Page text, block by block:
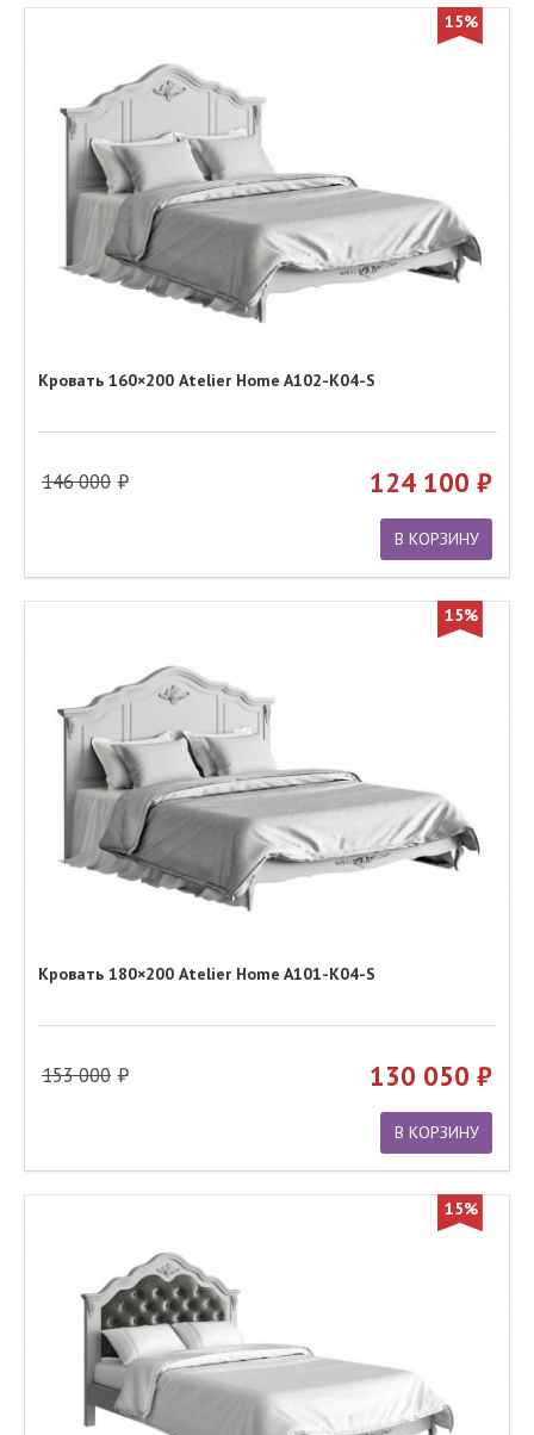
15%
Кровать 160×200 Atelier Home A102-K04-S
146 000 124 100
В КОРЗИНУ
15%
Кровать 180×200 Atelier Home A101-K04-S
153 000 130 050
В КОРЗИНУ
15%